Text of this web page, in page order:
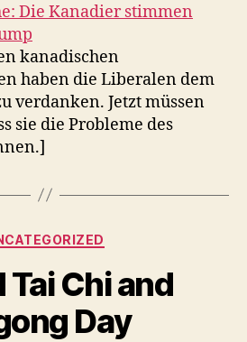
Die Kanadier stimmen
kanadischen
haben die Liberalen dem
verdanken. Jetzt müssen
sie die Probleme des
Kategorien
Tai Chi and
Day